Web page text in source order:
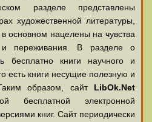
разделе представлены
художественной литературы,
в основном нацелены на чувства
переживания. В разделе о
бесплатно книги научного и
есть книги несущие полезную и
образом, сайт LibOk.Net
бесплатной электронной
книг. Сайт периодически